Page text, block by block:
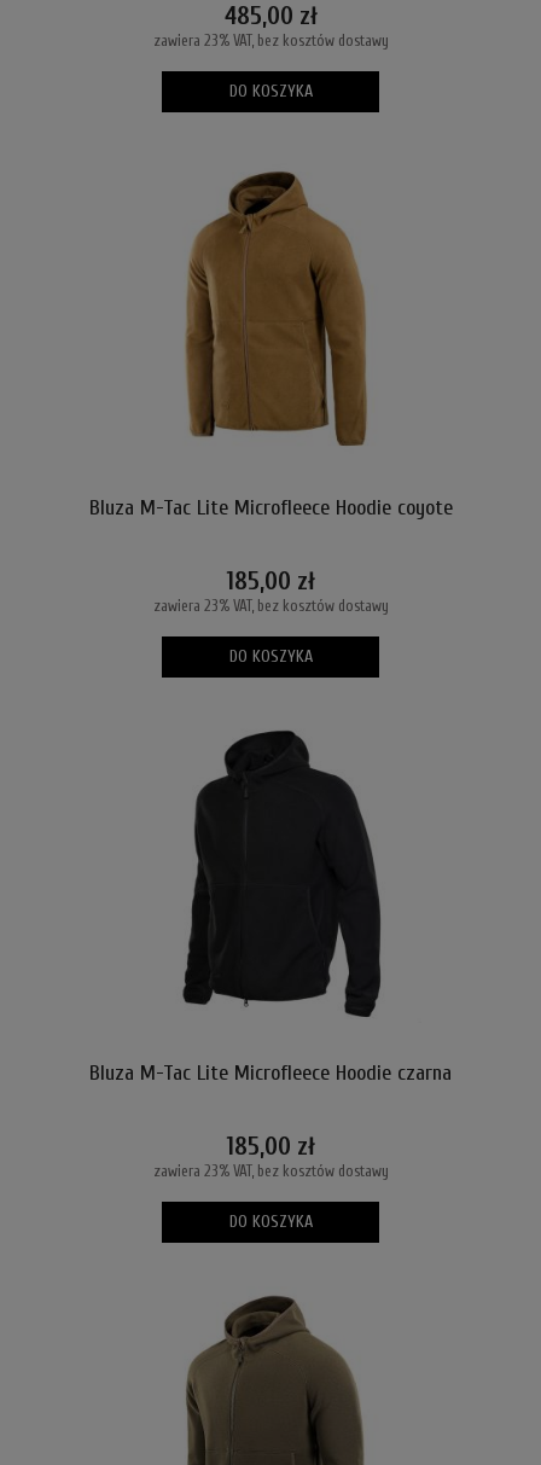
485,00 zł
zawiera 23% VAT, bez kosztów dostawy
DO KOSZYKA
Bluza M-Tac Lite Microfleece Hoodie coyote
185,00 zł
zawiera 23% VAT, bez kosztów dostawy
DO KOSZYKA
Bluza M-Tac Lite Microfleece Hoodie czarna
185,00 zł
zawiera 23% VAT, bez kosztów dostawy
DO KOSZYKA